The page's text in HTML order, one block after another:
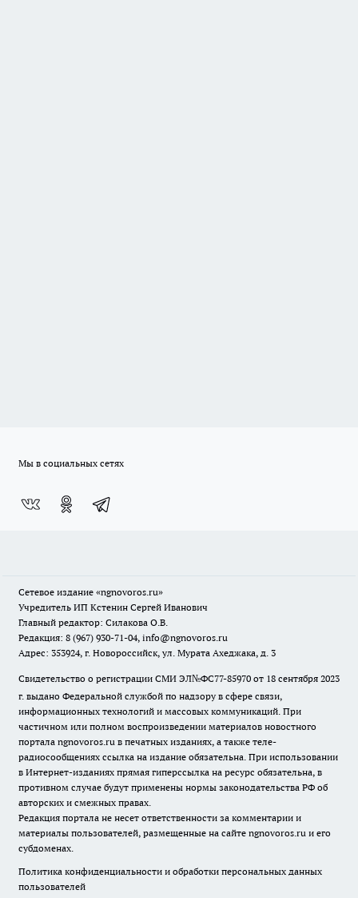
Мы в социальных сетях
Сетевое издание «ngnovoros.ru»
Учредитель ИП Кстенин Сергей Иванович
Главный редактор: Силакова О.В.
Редакция: 8 (967) 930-71-04, info@ngnovoros.ru
Адрес: 353924, г. Новороссийск, ул. Мурата Ахеджака, д. 3
Свидетельство о регистрации СМИ ЭЛ№ФС77-85970 от 18 сентября 2023
г. выдано Федеральной службой по надзору в сфере связи,
информационных технологий и массовых коммуникаций. При
частичном или полном воспроизведении материалов новостного
портала ngnovoros.ru в печатных изданиях, а также теле-
радиосообщениях ссылка на издание обязательна. При использовании
в Интернет-изданиях прямая гиперссылка на ресурс обязательна, в
противном случае будут применены нормы законодательства РФ об
авторских и смежных правах.
Редакция портала не несет ответственности за комментарии и
материалы пользователей, размещенные на сайте ngnovoros.ru и его
субдоменах.
Политика конфиденциальности и обработки персональных данных
пользователей